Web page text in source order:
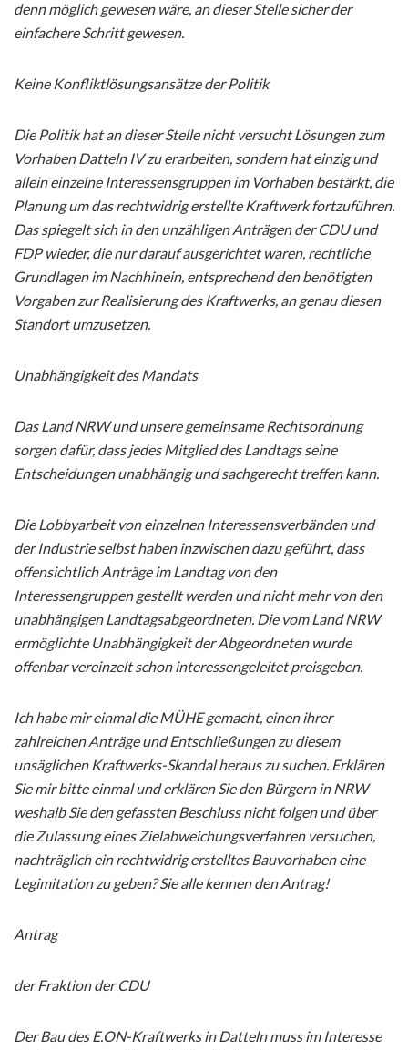
denn möglich gewesen wäre, an dieser Stelle sicher der
einfachere Schritt gewesen.
Keine Konfliktlösungsansätze der Politik
Die Politik hat an dieser Stelle nicht versucht Lösungen zum
Vorhaben Datteln IV zu erarbeiten, sondern hat einzig und
allein einzelne Interessensgruppen im Vorhaben bestärkt, die
Planung um das rechtwidrig erstellte Kraftwerk fortzuführen.
Das spiegelt sich in den unzähligen Anträgen der CDU und
FDP wieder, die nur darauf ausgerichtet waren, rechtliche
Grundlagen im Nachhinein, entsprechend den benötigten
Vorgaben zur Realisierung des Kraftwerks, an genau diesen
Standort umzusetzen.
Unabhängigkeit des Mandats
Das Land NRW und unsere gemeinsame Rechtsordnung
sorgen dafür, dass jedes Mitglied des Landtags seine
Entscheidungen unabhängig und sachgerecht treffen kann.
Die Lobbyarbeit von einzelnen Interessensverbänden und
der Industrie selbst haben inzwischen dazu geführt, dass
offensichtlich Anträge im Landtag von den
Interessengruppen gestellt werden und nicht mehr von den
unabhängigen Landtagsabgeordneten. Die vom Land NRW
ermöglichte Unabhängigkeit der Abgeordneten wurde
offenbar vereinzelt schon interessengeleitet preisgeben.
Ich habe mir einmal die MÜHE gemacht, einen ihrer
zahlreichen Anträge und Entschließungen zu diesem
unsäglichen Kraftwerks-Skandal heraus zu suchen. Erklären
Sie mir bitte einmal und erklären Sie den Bürgern in NRW
weshalb Sie den gefassten Beschluss nicht folgen und über
die Zulassung eines Zielabweichungsverfahren versuchen,
nachträglich ein rechtwidrig erstelltes Bauvorhaben eine
Legimitation zu geben? Sie alle kennen den Antrag!
Antrag
der Fraktion der CDU
Der Bau des E.ON-Kraftwerks in Datteln muss im Interesse